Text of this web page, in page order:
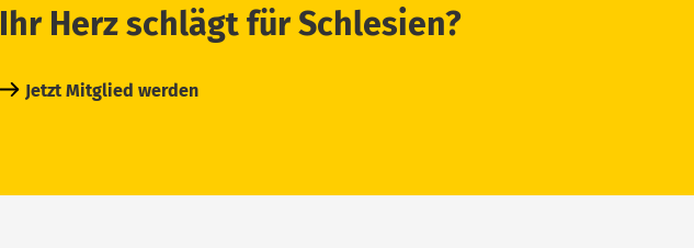
Ihr Herz schlägt für Schlesien?
Jetzt Mitglied werden